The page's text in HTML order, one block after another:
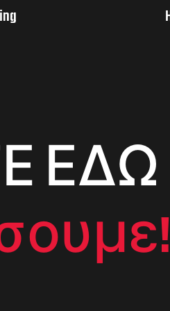
ΕΔΩ